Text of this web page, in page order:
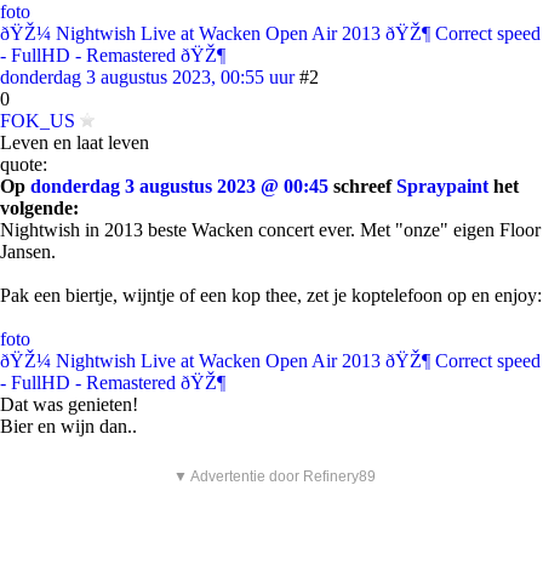
foto
ðŸŽ¼ Nightwish Live at Wacken Open Air 2013 ðŸŽ¶ Correct speed
- FullHD - Remastered ðŸŽ¶
donderdag 3 augustus 2023, 00:55 uur #2
0
FOK_US
Leven en laat leven
quote:
Op donderdag 3 augustus 2023 @ 00:45 schreefSpraypaint het
volgende:
Nightwish in 2013 beste Wacken concert ever. Met "onze" eigen Floor
Jansen.
Pak een biertje, wijntje of een kop thee, zet je koptelefoon op en enjoy:
foto
ðŸŽ¼ Nightwish Live at Wacken Open Air 2013 ðŸŽ¶ Correct speed
- FullHD - Remastered ðŸŽ¶
Dat was genieten!
Bier en wijn dan..
▼ Advertentie door Refinery89